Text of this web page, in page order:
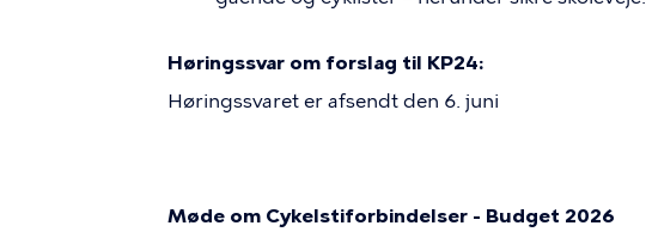
Høringssvar om forslag til KP24:
Høringssvaret er afsendt den 6. juni
Møde om Cykelstiforbindelser - Budget 2026